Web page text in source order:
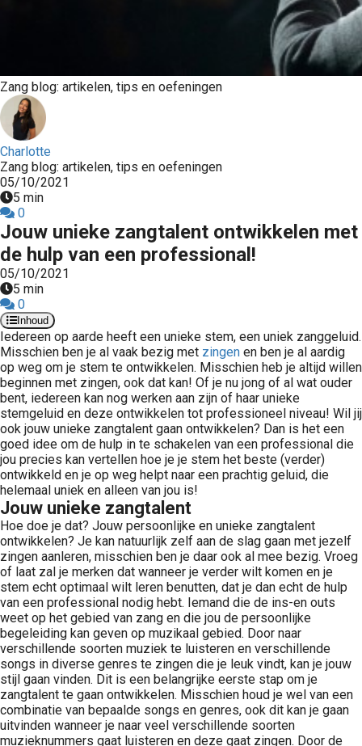
Zang blog: artikelen, tips en oefeningen
Charlotte
Zang blog: artikelen, tips en oefeningen
05/10/2021
5 min
0
Jouw unieke zangtalent ontwikkelen met
de hulp van een professional!
05/10/2021
5 min
0
Inhoud
Iedereen op aarde heeft een unieke stem, een uniek zanggeluid.
Misschien ben je al vaak bezig met zingen en ben je al aardig
op weg om je stem te ontwikkelen. Misschien heb je altijd willen
beginnen met zingen, ook dat kan! Of je nu jong of al wat ouder
bent, iedereen kan nog werken aan zijn of haar unieke
stemgeluid en deze ontwikkelen tot professioneel niveau! Wil jij
ook jouw unieke zangtalent gaan ontwikkelen? Dan is het een
goed idee om de hulp in te schakelen van een professional die
jou precies kan vertellen hoe je je stem het beste (verder)
ontwikkeld en je op weg helpt naar een prachtig geluid, die
helemaal uniek en alleen van jou is!
Jouw unieke zangtalent
Hoe doe je dat? Jouw persoonlijke en unieke zangtalent
ontwikkelen? Je kan natuurlijk zelf aan de slag gaan met jezelf
zingen aanleren, misschien ben je daar ook al mee bezig. Vroeg
of laat zal je merken dat wanneer je verder wilt komen en je
stem echt optimaal wilt leren benutten, dat je dan echt de hulp
van een professional nodig hebt. Iemand die de ins-en outs
weet op het gebied van zang en die jou de persoonlijke
begeleiding kan geven op muzikaal gebied. Door naar
verschillende soorten muziek te luisteren en verschillende
songs in diverse genres te zingen die je leuk vindt, kan je jouw
stijl gaan vinden. Dit is een belangrijke eerste stap om je
zangtalent te gaan ontwikkelen. Misschien houd je wel van een
combinatie van bepaalde songs en genres, ook dit kan je gaan
uitvinden wanneer je naar veel verschillende soorten
muzieknummers gaat luisteren en deze gaat zingen. Door de